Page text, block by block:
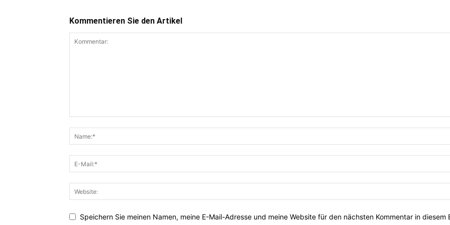
Kommentieren Sie den Artikel
Speichern Sie meinen Namen, meine E-Mail-Adresse und meine Website für den nächsten Kommentar in diesem